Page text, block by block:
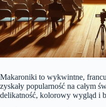
Makaroniki to wykwintne,
zyskały popularność na całym
delikatność, kolorowy wygląd i